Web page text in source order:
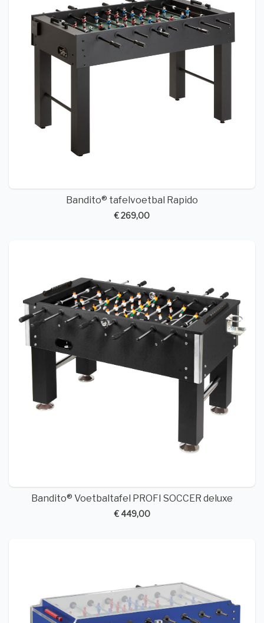
Bandito® tafelvoetbal Rapido
€ 269,00
Bandito® Voetbaltafel PROFI SOCCER deluxe
€ 449,00